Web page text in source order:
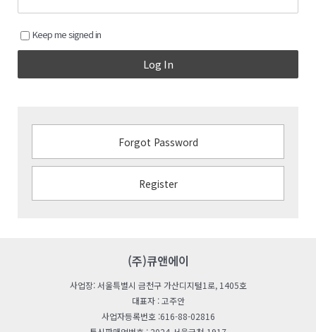
Keep me signed in
Log In
Forgot Password
Register
(주)큐앤에이
사업장: 서울특별시 금천구 가산디지털1로, 1405호
대표자 : 고주안
사업자등록번호 :616-88-02816